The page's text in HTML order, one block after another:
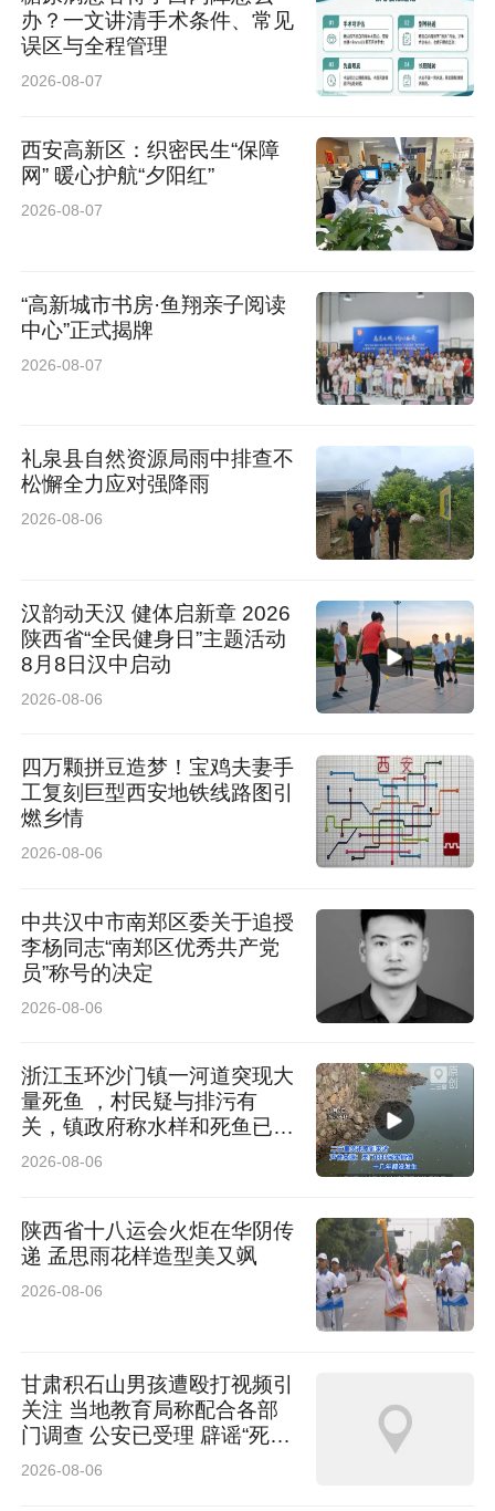
田西村的发展经验也在不断推广。村里成立公
司，组建专业团队，带着田西村的振兴经验，为
陕西、河北、新疆等地400多个村庄提供规划设
绍，公司根据每个村子的资源禀赋量身定制方
案，在新疆和田稻香村，指导当地发展特色果蔬
种植和精深加工；在陕西宝鸡、咸阳等地，借鉴
农文旅融合思路，帮助100多个村庄盘活资源；
在河北，派出“田秀才”上门授课，推广先进农业
技术……目前，公司年产值已突破700万元。
野里，苗更壮，人更忙！
稿件来源：人民日报 华商报记者 闫文青 编辑
办？一文讲清手术条件、常见
误区与全程管理
2026-08-07
西安高新区：织密民生“保障
网” 暖心护航“夕阳红”
2026-08-07
“高新城市书房·鱼翔亲子阅读
中心”正式揭牌
2026-08-07
礼泉县自然资源局雨中排查不
松懈全力应对强降雨
2026-08-06
汉韵动天汉 健体启新章 2026
陕西省“全民健身日”主题活动
8月8日汉中启动
2026-08-06
四万颗拼豆造梦！宝鸡夫妻手
工复刻巨型西安地铁线路图引
燃乡情
2026-08-06
中共汉中市南郑区委关于追授
李杨同志“南郑区优秀共产党
员”称号的决定
2026-08-06
浙江玉环沙门镇一河道突现大
量死鱼 ，村民疑与排污有
关，镇政府称水样和死鱼已送
检
2026-08-06
陕西省十八运会火炬在华阴传
递 孟思雨花样造型美又飒
2026-08-06
甘肃积石山男孩遭殴打视频引
关注 当地教育局称配合各部
门调查 公安已受理 辟谣“死
亡”传言
2026-08-06